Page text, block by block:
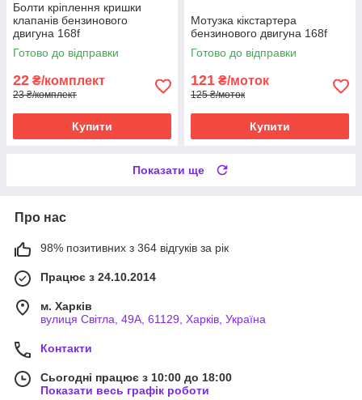
Болти кріплення кришки
клапанів бензинового
двигуна 168f
Готово до відправки
22 ₴/комплект
23 ₴/комплект
Купити
Мотузка кікстартера
бензинового двигуна 168f
Готово до відправки
121 ₴/моток
125 ₴/моток
Купити
Показати ще
Про нас
98% позитивних з 364 відгуків за рік
Працює з 24.10.2014
м. Харків
вулиця Світла, 49А, 61129, Харків, Україна
Контакти
Сьогодні працює з 10:00 до 18:00
Показати весь графік роботи